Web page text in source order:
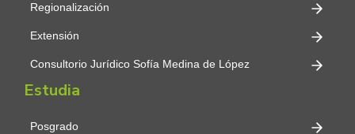
Regionalización
Extensión
Consultorio Jurídico Sofía Medina de López
Estudia
Posgrado